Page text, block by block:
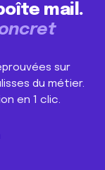
mail.
sur
du métier.
en 1 clic.